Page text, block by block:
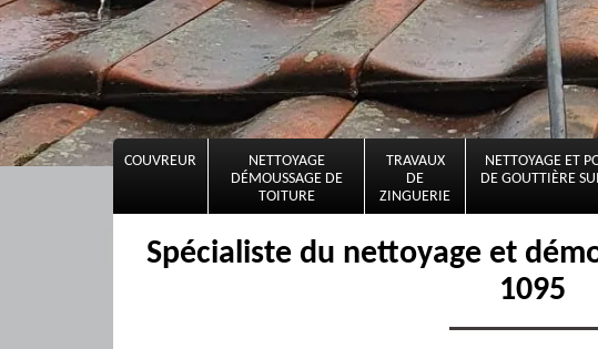
COUVREUR
NETTOYAGE
DÉMOUSSAGE DE
TOITURE
TRAVAUX
DE
ZINGUERIE
NETTOYAGE ET
DE GOUTTIÈRE
Spécialiste du nettoyage et
1095